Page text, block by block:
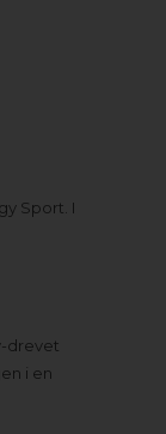
Sport. I
drevet
i en